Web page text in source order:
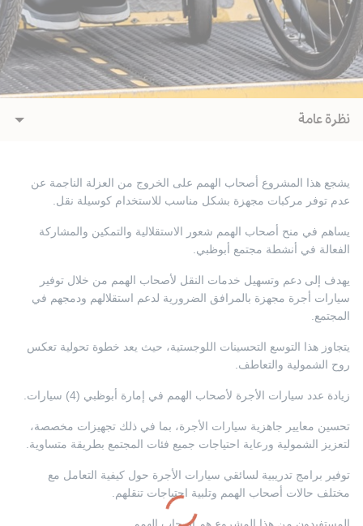
نظرة عامة
يشجع هذا المشروع أصحاب الهمم على الخروج من العزلة الناجمة عن
عدم توفر مركبات مجهزة بشكل مناسب للاستخدام كوسيلة نقل.
يساهم في منح أصحاب الهمم شعور الاستقلالية والتمكين والمشاركة
الفعالة في أنشطة مجتمع أبوظبي.
يهدف إلى دعم وتسهيل خدمات النقل لأصحاب الهمم من خلال توفير
سيارات أجرة مجهزة بالمرافق الضرورية لدعم استقلالهم ودمجهم في
المجتمع.
يتجاوز هذا التوسع التحسينات اللوجستية، حيث يعد خطوة تحولية تعكس
روح الشمولية والتعاطف.
زيادة عدد سيارات الأجرة لأصحاب الهمم في إمارة أبوظبي (4) سيارات.
تحسين معايير جاهزية سيارات الأجرة، بما في ذلك تجهيزات مخصصة،
لتعزيز الشمولية ورعاية احتياجات جميع فئات المجتمع بطريقة متساوية.
توفير برامج تدريبية لسائقي سيارات الأجرة حول كيفية التعامل مع
مختلف حالات أصحاب الهمم وتلبية احتياجات تنقلهم.
المستفيدون من هذا المشروع هم أصحاب الهمم.